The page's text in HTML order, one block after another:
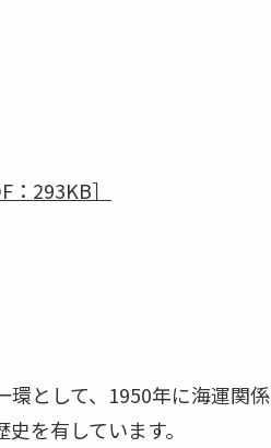
293KB］
として、1950年に海運関係
を有しています。